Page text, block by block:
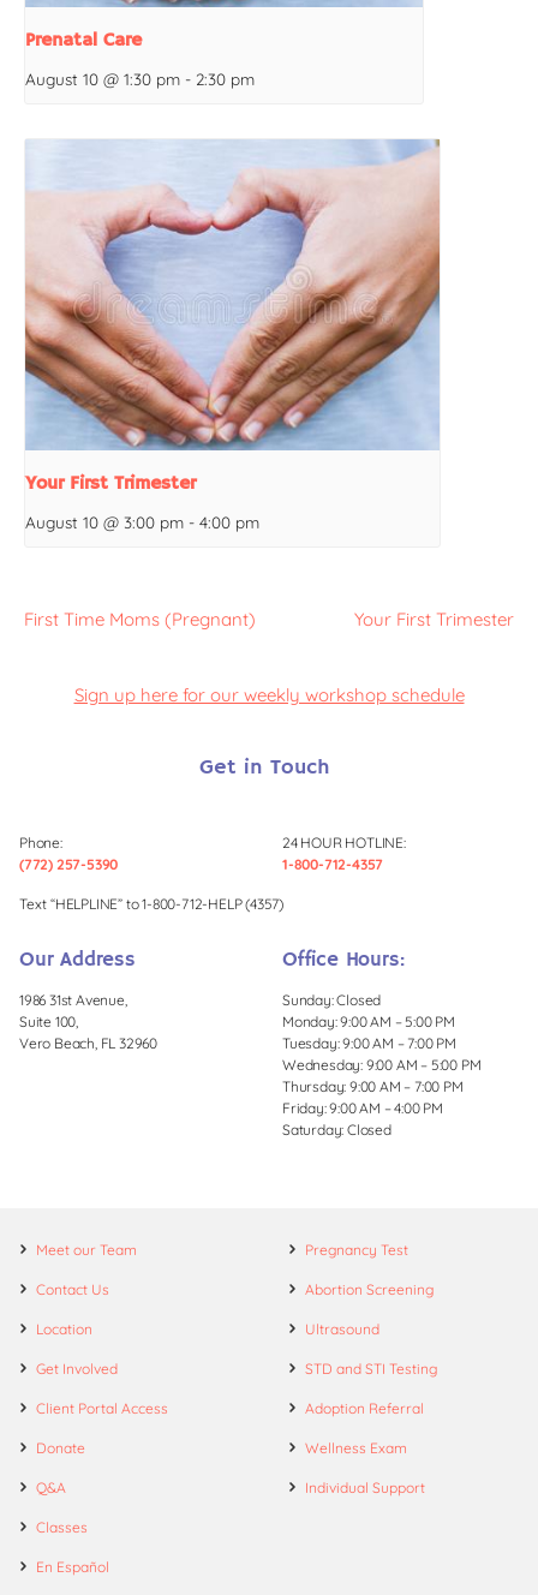
Prenatal Care
August 10 @ 1:30 pm - 2:30 pm
Your First Trimester
August 10 @ 3:00 pm - 4:00 pm
First Time Moms (Pregnant) Your First Trimester
Sign up here for our weekly workshop schedule
Get in Touch
Phone:
(772) 257-5390
24 HOUR HOTLINE:
1-800-712-4357
Text “HELPLINE” to 1-800-712-HELP (4357)
Our Address
1986 31st Avenue,
Suite 100,
Vero Beach, FL 32960
Office Hours:
Sunday: Closed
Monday: 9:00 AM – 5:00 PM
Tuesday: 9:00 AM – 7:00 PM
Wednesday: 9:00 AM – 5:00 PM
Thursday: 9:00 AM – 7:00 PM
Friday: 9:00 AM – 4:00 PM
Saturday: Closed
Meet our Team
Contact Us
Location
Get Involved
Client Portal Access
Donate
Q&A
Classes
En Español
Pregnancy Test
Abortion Screening
Ultrasound
STD and STI Testing
Adoption Referral
Wellness Exam
Individual Support